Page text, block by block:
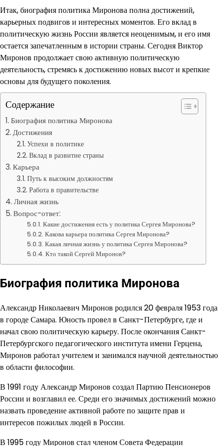
Итак, биография политика Миронова полна достижений,
карьерных подвигов и интересных моментов. Его вклад в
политическую жизнь России является неоценимым, и его имя
остается запечатленным в истории страны. Сегодня Виктор
Миронов продолжает свою активную политическую
деятельность, стремясь к достижению новых высот и крепкие
основы для будущего поколения.
Содержание
Биография политика Миронова
Достижения
Успехи в политике
Вклад в развитие страны
Карьера
Путь к высоким должностям
Работа в правительстве
Личная жизнь
Вопрос-ответ:
Какие достижения есть у политика Сергея Миронова?
Какова карьера политика Сергея Миронова?
Какая личная жизнь у политика Сергея Миронова?
Кто такой Сергей Миронов?
Биография политика Миронова
Александр Николаевич Миронов родился 20 февраля 1953 года
в городе Самара. Юность провел в Санкт-Петербурге, где и
начал свою политическую карьеру. После окончания Санкт-
Петербургского педагогического института имени Герцена,
Миронов работал учителем и занимался научной деятельностью
в области философии.
В 1991 году Александр Миронов создал Партию Пенсионеров
России и возглавил ее. Среди его значимых достижений можно
назвать проведение активной работе по защите прав и
интересов пожилых людей в России.
В 1995 году Миронов стал членом Совета Федерации